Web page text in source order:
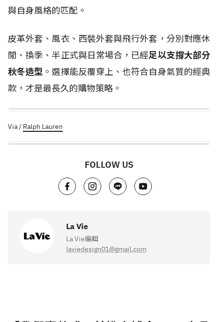
與自身風格的匹配。
皮革外套、風衣、西裝外套與飛行外套，分別對應休
閒、換季、半正式與日常場合，已經足以支撐大部分
秋冬造型 。選擇能反覆穿上、也符合自身氣質的經典
款，才是最長久的購物策略。
Via / Ralph Lauren
FOLLOW US
La Vie
La Vie編輯
laviedesign01@gmail.com